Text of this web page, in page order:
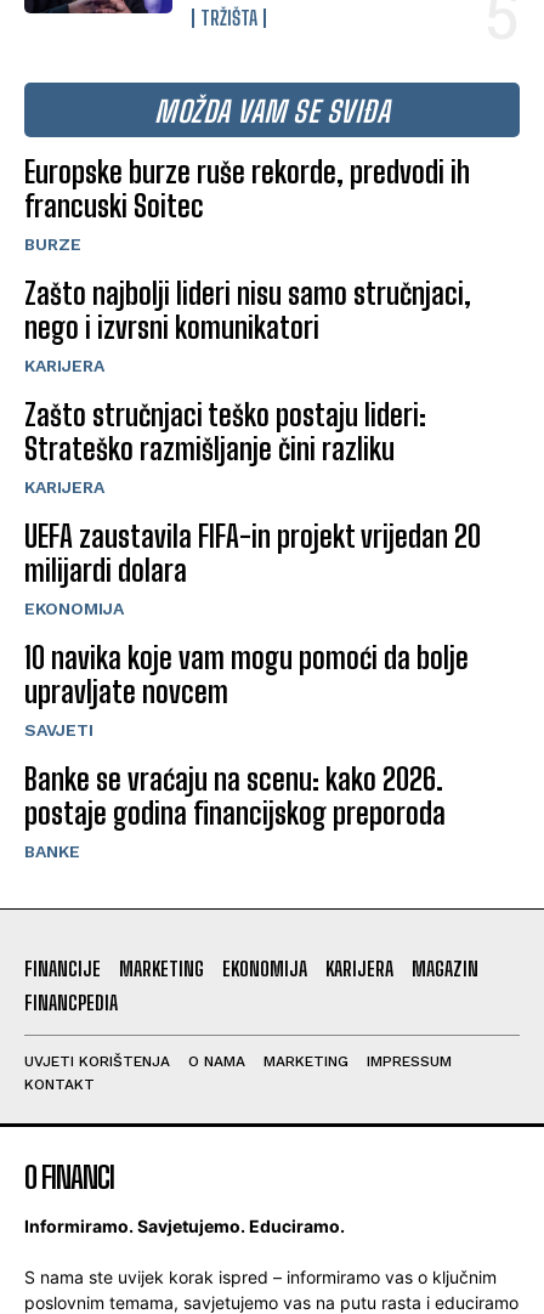
TRŽIŠTA
MOŽDA VAM SE SVIĐA
Europske burze ruše rekorde, predvodi ih
francuski Soitec
BURZE
Zašto najbolji lideri nisu samo stručnjaci,
nego i izvrsni komunikatori
KARIJERA
Zašto stručnjaci teško postaju lideri:
Strateško razmišljanje čini razliku
KARIJERA
UEFA zaustavila FIFA-in projekt vrijedan 20
milijardi dolara
EKONOMIJA
10 navika koje vam mogu pomoći da bolje
upravljate novcem
SAVJETI
Banke se vraćaju na scenu: kako 2026.
postaje godina financijskog preporoda
BANKE
FINANCIJE MARKETING EKONOMIJA KARIJERA
MAGAZIN
FINANCPEDIA
UVJETI KORIŠTENJA O NAMA MARKETING
IMPRESSUM
KONTAKT
O FINANCI
Informiramo. Savjetujemo. Educiramo.
S nama ste uvijek korak ispred – informiramo vas o ključnim
poslovnim temama, savjetujemo vas na putu rasta i educiramo